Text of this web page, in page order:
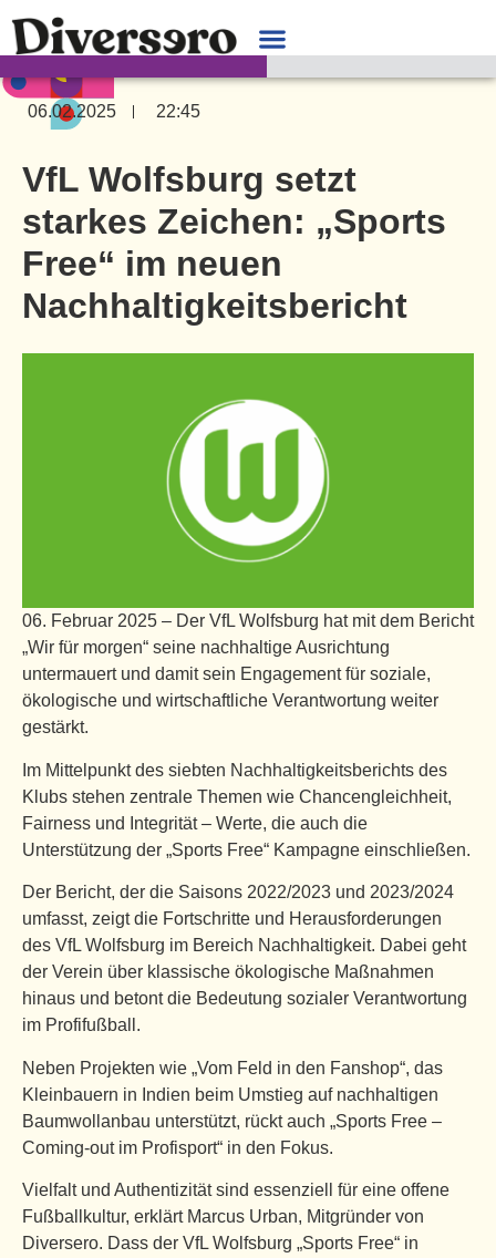
06.02.2025 22:45
VfL Wolfsburg setzt
starkes Zeichen: „Sports
Free“ im neuen
Nachhaltigkeitsbericht
06. Februar 2025 – Der VfL Wolfsburg hat mit dem Bericht
„Wir für morgen“ seine nachhaltige Ausrichtung
untermauert und damit sein Engagement für soziale,
ökologische und wirtschaftliche Verantwortung weiter
gestärkt.
Im Mittelpunkt des siebten Nachhaltigkeitsberichts des
Klubs stehen zentrale Themen wie Chancengleichheit,
Fairness und Integrität – Werte, die auch die
Unterstützung der „Sports Free“ Kampagne einschließen.
Der Bericht, der die Saisons 2022/2023 und 2023/2024
umfasst, zeigt die Fortschritte und Herausforderungen
des VfL Wolfsburg im Bereich Nachhaltigkeit. Dabei geht
der Verein über klassische ökologische Maßnahmen
hinaus und betont die Bedeutung sozialer Verantwortung
im Profifußball.
Neben Projekten wie „Vom Feld in den Fanshop“, das
Kleinbauern in Indien beim Umstieg auf nachhaltigen
Baumwollanbau unterstützt, rückt auch „Sports Free –
Coming-out im Profisport“ in den Fokus.
Vielfalt und Authentizität sind essenziell für eine offene
Fußballkultur, erklärt Marcus Urban, Mitgründer von
Diversero. Dass der VfL Wolfsburg „Sports Free“ in